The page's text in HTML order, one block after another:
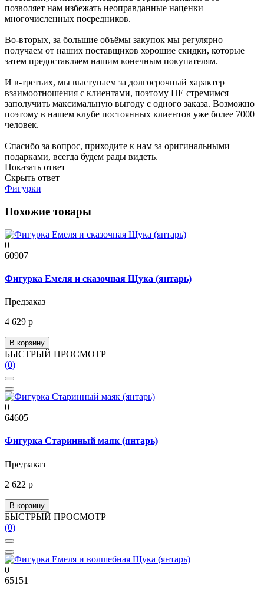
позволяет нам избежать неоправданные наценки
многочисленных посредников.
Во-вторых, за большие объёмы закупок мы регулярно
получаем от наших поставщиков хорошие скидки, которые
затем предоставляем нашим конечным покупателям.
И в-третьих, мы выступаем за долгосрочный характер
взаимоотношения с клиентами, поэтому НЕ стремимся
заполучить максимальную выгоду с одного заказа. Возможно
поэтому в нашем клубе постоянных клиентов уже более 7000
человек.
Спасибо за вопрос, приходите к нам за оригинальными
подарками, всегда будем рады видеть.
Показать ответ
Скрыть ответ
Фигурки
Похожие товары
0
60907
Фигурка Емеля и сказочная Щука (янтарь)
Предзаказ
4 629 р
В корзину
БЫСТРЫЙ ПРОСМОТР
(0)
0
64605
Фигурка Старинный маяк (янтарь)
Предзаказ
2 622 р
В корзину
БЫСТРЫЙ ПРОСМОТР
(0)
0
65151